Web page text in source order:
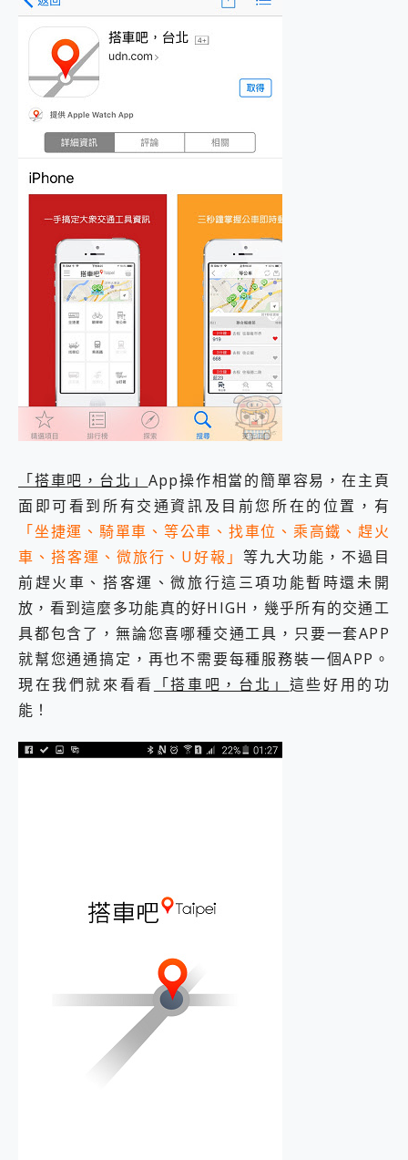
「搭車吧，台北」 App操作相當的簡單容易，在主頁
面即可看到所有交通資訊及目前您所在的位置，有
「坐捷運、騎單車、等公車、找車位、乘高鐵、趕火
車、搭客運、微旅行、U好報」等九大功能，不過目
前趕火車、搭客運、微旅行這三項功能暫時還未開
放，看到這麼多功能真的好HIGH，幾乎所有的交通工
具都包含了，無論您喜哪種交通工具，只要一套APP
就幫您通通搞定，再也不需要每種服務裝一個APP。
現在我們就來看看
「搭車吧，台北」 這些好用的功
能！